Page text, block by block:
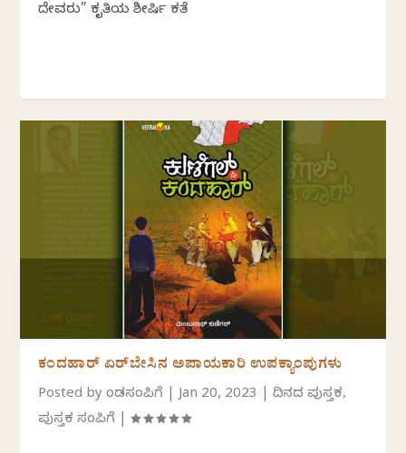
ದೇವರು” ಕೃತಿಯ ಶೀರ್ಷಿಕೆ ಕತೆ
ಕಂದಹಾರ್ ಏರ್‌ಬೇಸಿನ ಅಪಾಯಕಾರಿ ಉಪಕ್ಯಾಂಪುಗಳು
Posted byಕೆಂಡಸಂಪಿಗೆ |Jan 20, 2023 |ದಿನದ ಪುಸ್ತಕ,
ಪುಸ್ತಕ ಸಂಪಿಗೆ |